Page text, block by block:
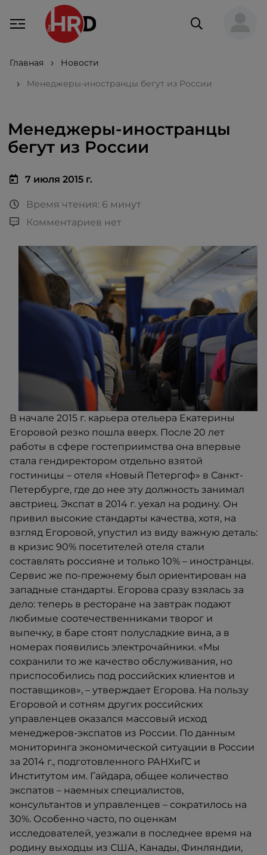
Главная
Новости
Менеджеры-иностранцы бегут из России
Менеджеры-иностранцы
бегут из России
7 июля 2015 г.
Время чтения: 6 минут
Комментариев нет
В начале 2015 г. карьера отельера Екатерины
Егоровой резко пошла вверх. После 20 лет
работы в сфере гостеприимства она впервые
стала гендиректором отдельно взятой
гостиницы – отеля «Новый Петергоф» в Санкт-
Петербурге, где до нее эту должность занимал
австриец. Экспат в 2014 г. уехал на родину. Он
привил высокие стандарты качества, хотя, на
взгляд Егоровой, упустил из виду важную деталь:
в кризис 90% посетителей отеля стали
составлять россияне и только 10% – иностранцы.
Сервис же по-прежнему был ориентирован на
западные стандарты. Егорова сразу взялась за
дело: теперь в ресторане на завтрак подают
любимые соотечественниками творог и
выпечку, в баре стоят полусладкие вина, а в
номерах появились электрочайники. «Мы
сохранили то же качество обслуживания, но
приспособились под российских клиентов и
поставщиков», – утверждает Егорова. На пользу
Егоровой и сотням других российских
управленцев оказался массовый исход
менеджеров-экспатов из России. По данным
мониторинга экономической ситуации в России
за 2014 г., подготовленного РАНХиГС и
Институтом им. Гайдара, общее количество
экспатов – наемных специалистов,
консультантов и управленцев – сократилось на
30%. Особенно часто, по оценкам
исследователей, уезжали в последнее время на
родину выходцы из США, Канады, Финляндии,